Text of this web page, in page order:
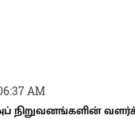
AM
நிறுவனங்களின்